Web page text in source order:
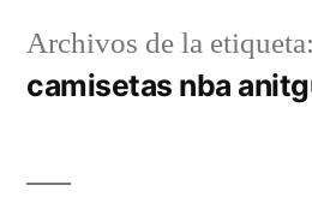
Archivos de la etiqueta:
camisetas nba